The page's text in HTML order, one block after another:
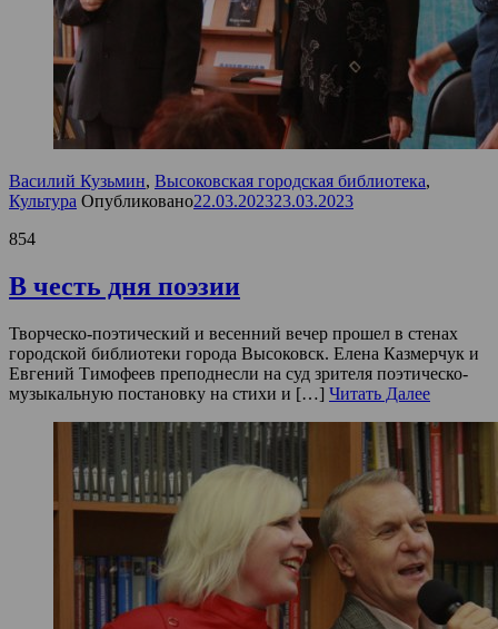
Василий Кузьмин, Высоковская городская библиотека,
Культура Опубликовано22.03.202323.03.2023
854
В честь дня поэзии
Творческо-поэтический и весенний вечер прошел в стенах
городской библиотеки города Высоковск. Елена Казмерчук и
Евгений Тимофеев преподнесли на суд зрителя поэтическо-
музыкальную постановку на стихи и […] Читать Далее